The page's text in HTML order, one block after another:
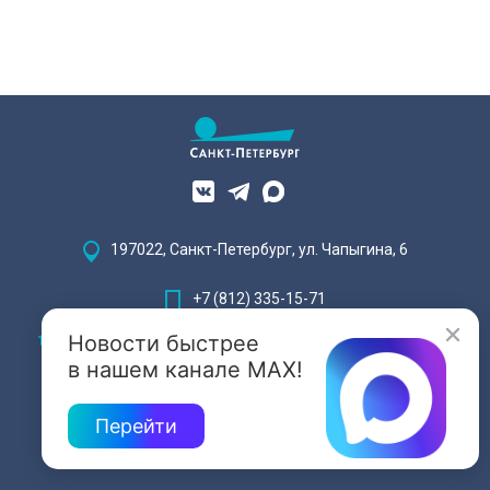
Новости быстрее
в нашем канале MAX!
Перейти
197022, Санкт-Петербург, ул. Чапыгина, 6
+7 (812) 335-15-71
Внимание! Отдельные видеоматериалы, размещенные на настоящем
сайте, могут содержать информацию, предназначенную для лиц,
достигших 18 лет.